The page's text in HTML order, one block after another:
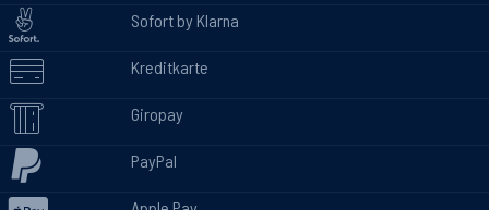
Sofort by Klarna
Kreditkarte
Giropay
PayPal